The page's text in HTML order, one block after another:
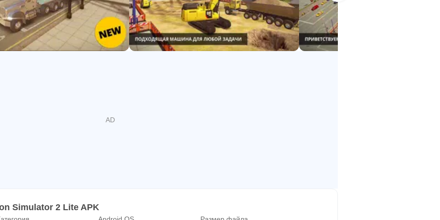
Плейнс и осваивайте более 60 увлекательных и сложных контрактов, включая
железнодорожного моста, садовые работы, строительство новых жилых домов и
транспортировку товаров и машин, строительство новых многоквартирных домов,
Simulator 2 Lite APK